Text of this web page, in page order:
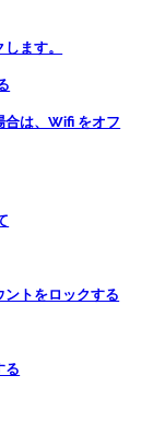
ます。
合は、Wifi をオフ
ントをロックする
る